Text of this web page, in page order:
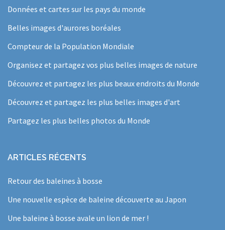
Données et cartes sur les pays du monde
Belles images d'aurores boréales
Compteur de la Population Mondiale
Organisez et partagez vos plus belles images de nature
Découvrez et partagez les plus beaux endroits du Monde
Découvrez et partagez les plus belles images d'art
Partagez les plus belles photos du Monde
ARTICLES RÉCENTS
Retour des baleines à bosse
Une nouvelle espèce de baleine découverte au Japon
Une baleine à bosse avale un lion de mer !